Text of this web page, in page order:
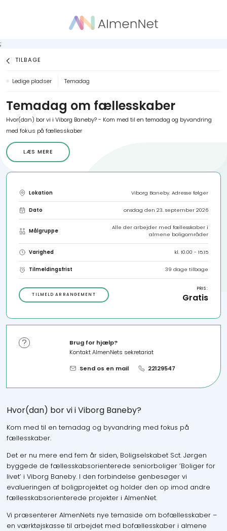
;
TILBAGE
Ledige pladser Temadag
Temadag om fællesskaber
Hvor(dan) bor vi i Viborg Baneby? - Kom med til en temadag og byvandring
med fokus på fællesskaber
LÆS MERE
Lokation Viborg Baneby. Adresse følger
Dato onsdag den 23. september 2026
Målgruppe
Alle der arbejder med fællesskaber i
almene boligområder
Varighed kl. 10.00 - 15.15
Tilmeldingsfrist 39 dage tilbage
TILMELD ARRANGEMENT
PRIS:
Gratis
Brug for hjælp?
Kontakt AlmenNets sekretariat
Send os en mail
22129547
Hvor(dan) bor vi i Viborg Baneby?
Kom med til en temadag og byvandring med fokus på
fællesskaber.
Det er nu mere end fem år siden, Boligselskabet Sct. Jørgen
byggede de fællesskabsorienterede seniorboliger ’Boliger for
livet’ i Viborg Baneby. I den forbindelse genbesøger vi
evalueringen af boligprojektet og holder den op imod andre
fællesskabsorienterede projekter i AlmenNet.
Vi præsenterer AlmenNets nye temaside om bofællesskaber –
en værktøjskasse til arbejdet med bofællesskaber i almene